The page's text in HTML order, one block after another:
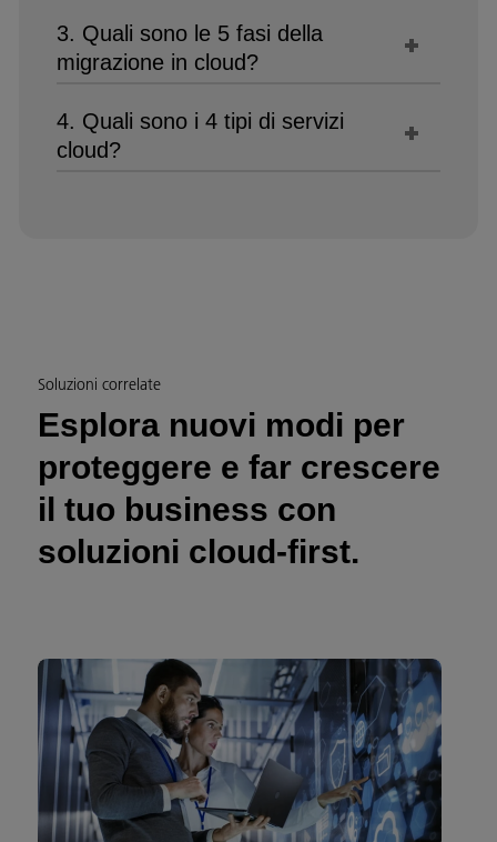
3. Quali sono le 5 fasi della
migrazione in cloud?
4. Quali sono i 4 tipi di servizi
cloud?
Soluzioni correlate
Esplora nuovi modi per
proteggere e far crescere
il tuo business con
soluzioni cloud-first.